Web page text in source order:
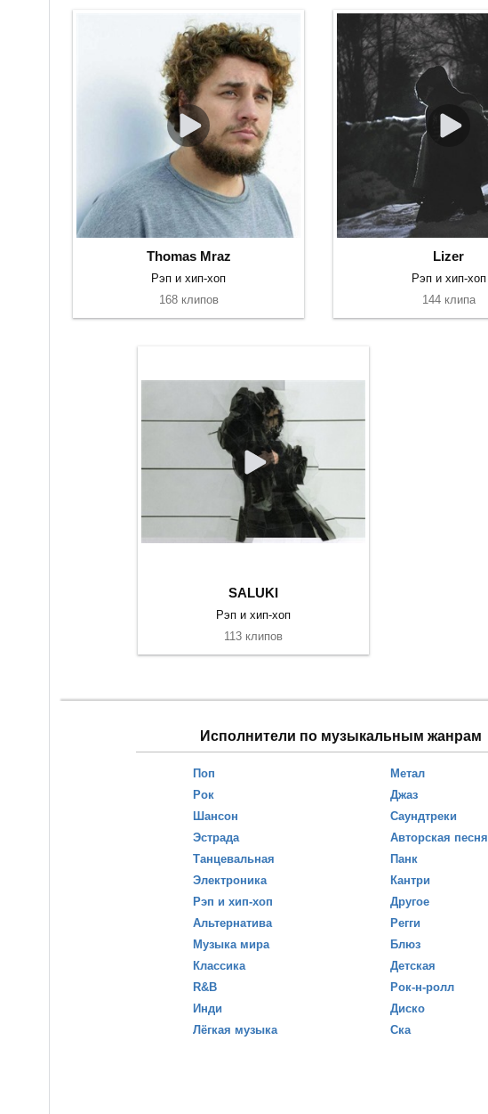
Thomas Mraz
Рэп и хип-хоп
168 клипов
Lizer
Рэп и хип-хоп
144 клипа
SALUKI
Рэп и хип-хоп
113 клипов
Исполнители по музыкальным жанрам
Поп
Рок
Шансон
Эстрада
Танцевальная
Электроника
Рэп и хип-хоп
Альтернатива
Музыка мира
Классика
R&B
Инди
Лёгкая музыка
Метал
Джаз
Саундтреки
Авторская песня
Панк
Кантри
Другое
Регги
Блюз
Детская
Рок-н-ролл
Диско
Ска